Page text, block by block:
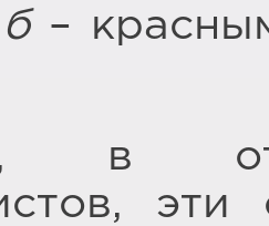
б–
в